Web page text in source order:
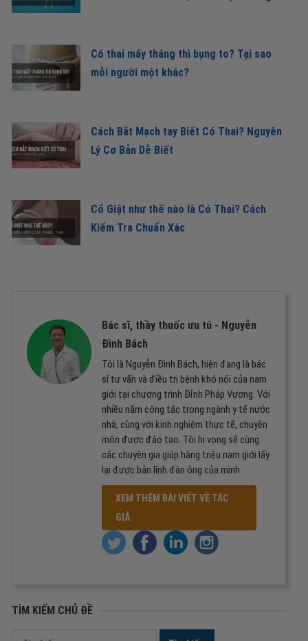
Có thai mấy tháng thì bụng to? Tại sao
mỗi người một khác?
Cách Bắt Mạch tay Biết Có Thai? Nguyên
Lý Cơ Bản Dễ Biết
Cổ Giật như thế nào là Có Thai? Cách
Kiểm Tra Chuẩn Xác
Bác sĩ, thầy thuốc ưu tú - Nguyễn
Đình Bách
Tôi là Nguyễn Đình Bách, hiện đang là bác
sĩ tư vấn và điều trị bệnh khó nói của nam
giới tại chương trình Đỉnh Pháp Vương. Với
nhiều năm công tác trong ngành y tế nước
nhà, cùng với kinh nghiệm thực tế, chuyên
môn được đào tạo. Tôi hi vọng sẽ cùng
các chuyên gia giúp hàng triệu nam giới lấy
lại được bản lĩnh đàn ông của mình.
XEM THÊM BÀI VIẾT VỀ TÁC
GIẢ
TÌM KIẾM CHỦ ĐỀ
Tìm